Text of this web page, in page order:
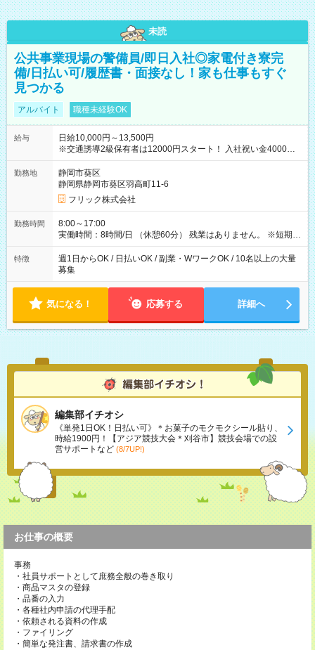
未読
公共事業現場の警備員/即日入社◎家電付き寮完
備/日払い可/履歴書・面接なし！家も仕事もすぐ
見つかる
アルバイト 職種未経験OK
給与
日給10,000円～13,500円
※交通誘導2級保有者は12000円スタート！ 入社祝い金4000円
【試用期間】試用期間なし
勤務地
静岡市葵区
静岡県静岡市葵区羽高町11-6
フリック株式会社
勤務時間
8:00～17:00
実働時間：8時間/日 （休憩60分） 残業はありません。 ※短期の
募集は行っておりません。予めご了承くださいませ。
特徴
週1日からOK / 日払いOK / 副業・WワークOK / 10名以上の大量
募集
気になる！ 応募する 詳細へ
編集部イチオシ
《単発1日OK！日払い可》＊お菓子のモクモクシール貼り、
時給1900円！【アジア競技大会＊刈谷市】競技会場での設
営サポートなど (8/7UP!)
お仕事の概要
事務
・社員サポートとして庶務全般の巻き取り
・商品マスタの登録
・品番の入力
・各種社内申請の代理手配
・依頼される資料の作成
・ファイリング
・簡単な発注書、請求書の作成